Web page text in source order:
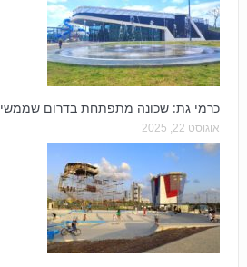
כרמי גת: שכונה מתפתחת בדרום
אוגוסט 22, 2025